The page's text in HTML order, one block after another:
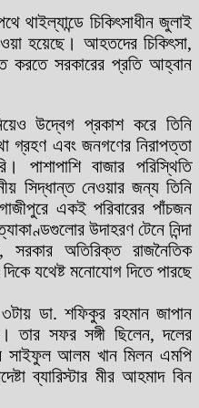
থাইল্যান্ডে চিকিৎসাধীন জুলাই
হয়েছে। আহতদের চিকিৎসা,
করতে সরকারের প্রতি আহ্বান
উদ্বেগ প্রকাশ করে তিনি
গ্রহণ এবং জনগণের নিরাপত্তা
পাশাপাশি বাজার পরিস্থিতি
সিদ্ধান্ত নেওয়ার জন্য তিনি
একই পরিবারের পাঁচজন
উদাহরণ টেনে নিন্দা
সরকার অতিরিক্ত রাজনৈতিক
যথেষ্ট মনোযোগ দিতে পারছে
ডা. শফিকুর রহমান জাপান
তার সফর সঙ্গী ছিলেন, দলের
সাইফুল আলম খান মিলন এমপি
ব্যারিস্টার মীর আহমাদ বিন